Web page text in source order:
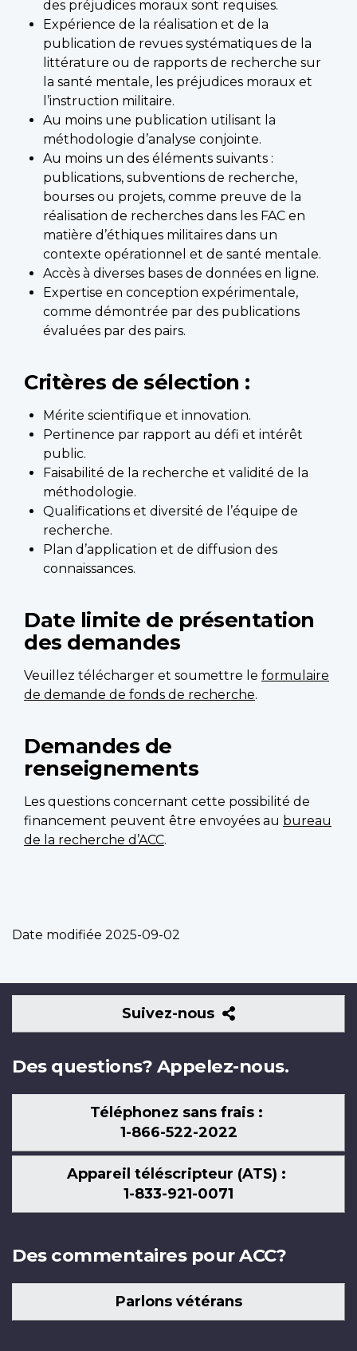
des préjudices moraux sont requises.
Expérience de la réalisation et de la
publication de revues systématiques de la
littérature ou de rapports de recherche sur
la santé mentale, les préjudices moraux et
l’instruction militaire.
Au moins une publication utilisant la
méthodologie d’analyse conjointe.
Au moins un des éléments suivants :
publications, subventions de recherche,
bourses ou projets, comme preuve de la
réalisation de recherches dans les FAC en
matière d’éthiques militaires dans un
contexte opérationnel et de santé mentale.
Accès à diverses bases de données en ligne.
Expertise en conception expérimentale,
comme démontrée par des publications
évaluées par des pairs.
Critères de sélection :
Mérite scientifique et innovation.
Pertinence par rapport au défi et intérêt
public.
Faisabilité de la recherche et validité de la
méthodologie.
Qualifications et diversité de l’équipe de
recherche.
Plan d’application et de diffusion des
connaissances.
Date limite de présentation
des demandes
Veuillez télécharger et soumettre le formulaire
de demande de fonds de recherche.
Demandes de
renseignements
Les questions concernant cette possibilité de
financement peuvent être envoyées au bureau
de la recherche d’ACC.
Date modifiée 2025-09-02
Suivez-nous
Suivez-
nous
Des questions? Appelez-nous.
Téléphonez sans frais :
1-866-522-2022
Appareil téléscripteur (ATS) :
1-833-921-0071
Des commentaires pour ACC?
Parlons vétérans